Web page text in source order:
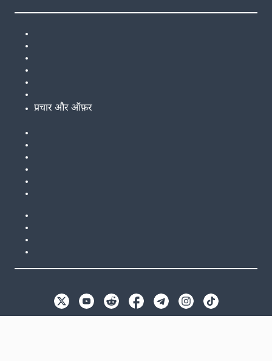
प्रचार और ऑफ़र